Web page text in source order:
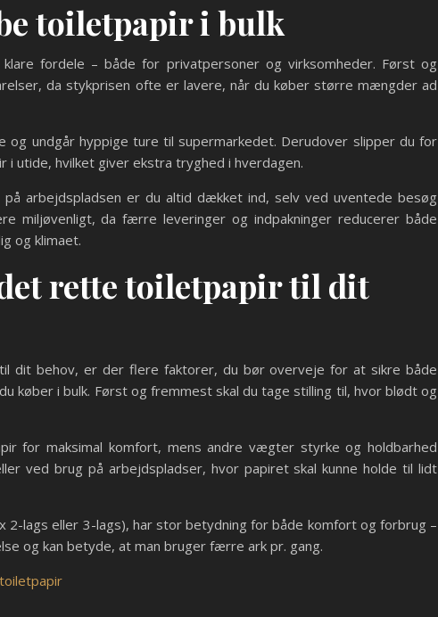
toiletpapir i bulk
fordele – både for privatpersoner og virksomheder. Først og
da stykprisen ofte er lavere, når du køber større mængder ad
undgår hyppige ture til supermarkedet. Derudover slipper du for
utide, hvilket giver ekstra tryghed i hverdagen.
arbejdspladsen er du altid dækket ind, selv ved uventede besøg
miljøvenligt, da færre leveringer og indpakninger reducerer både
og klimaet.
rette toiletpapir til dit
dit behov, er der flere faktorer, du bør overveje for at sikre både
køber i bulk. Først og fremmest skal du tage stilling til, hvor blødt og
for maksimal komfort, mens andre vægter styrke og holdbarhed
ved brug på arbejdspladser, hvor papiret skal kunne holde til lidt
2-lags eller 3-lags), har stor betydning for både komfort og forbrug –
og kan betyde, at man bruger færre ark pr. gang.